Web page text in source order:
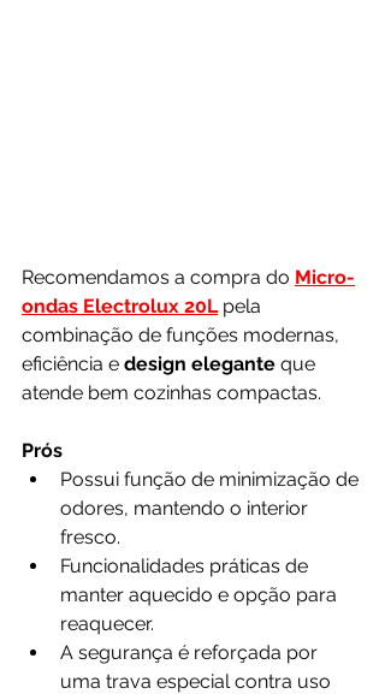
Recomendamos a compra do Micro-
ondas Electrolux 20L pela
combinação de funções modernas,
eficiência e design elegante que
atende bem cozinhas compactas.
Prós
Possui função de minimização de
odores, mantendo o interior
fresco.
Funcionalidades práticas de
manter aquecido e opção para
reaquecer.
A segurança é reforçada por
uma trava especial contra uso